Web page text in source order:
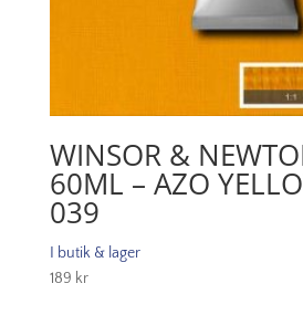
WINSOR &
60ML – AZO
039
I butik & lager
189 kr